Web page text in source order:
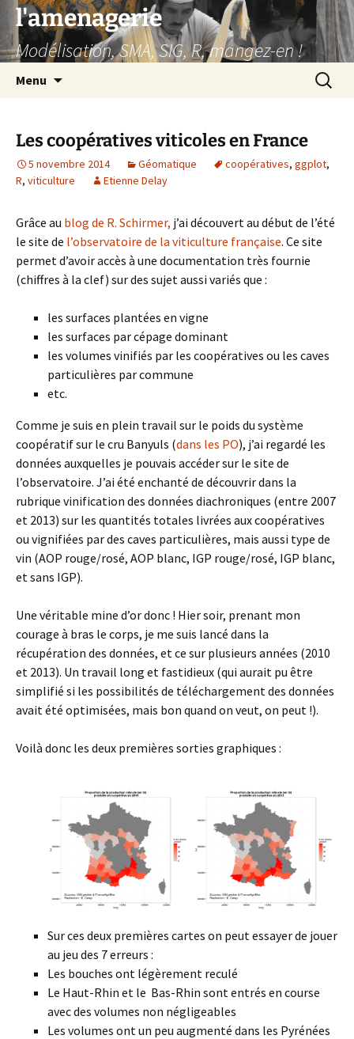
Aller
contenu
l'amenagerie
Modélisation, SMA, SIG, R, mangez-en !
Menu
Les coopératives viticoles en France
5 novembre 2014 Géomatique coopératives, ggplot,
R, viticulture Etienne Delay
Grâce au blog de R. Schirmer, j’ai découvert au début de l’été
le site de l’observatoire de la viticulture française. Ce site
permet d’avoir accès à une documentation très fournie
(chiffres à la clef) sur des sujet aussi variés que :
les surfaces plantées en vigne
les surfaces par cépage dominant
les volumes vinifiés par les coopératives ou les caves
particulières par commune
etc.
Comme je suis en plein travail sur le poids du système
coopératif sur le cru Banyuls (dans les PO), j’ai regardé les
données auxquelles je pouvais accéder sur le site de
l’observatoire. J’ai été enchanté de découvrir dans la
rubrique vinification des données diachroniques (entre 2007
et 2013) sur les quantités totales livrées aux coopératives
ou vignifiées par des caves particulières, mais aussi type de
vin (AOP rouge/rosé, AOP blanc, IGP rouge/rosé, IGP blanc,
et sans IGP).
Une véritable mine d’or donc ! Hier soir, prenant mon
courage à bras le corps, je me suis lancé dans la
récupération des données, et ce sur plusieurs années (2010
et 2013). Un travail long et fastidieux (qui aurait pu être
simplifié si les possibilités de téléchargement des données
avait été optimisées, mais bon quand on veut, on peut !).
Voilà donc les deux premières sorties graphiques :
Sur ces deux premières cartes on peut essayer de jouer
au jeu des 7 erreurs :
Les bouches ont légèrement reculé
Le Haut-Rhin et le Bas-Rhin sont entrés en course
avec des volumes non négligeables
Les volumes ont un peu augmenté dans les Pyrénées